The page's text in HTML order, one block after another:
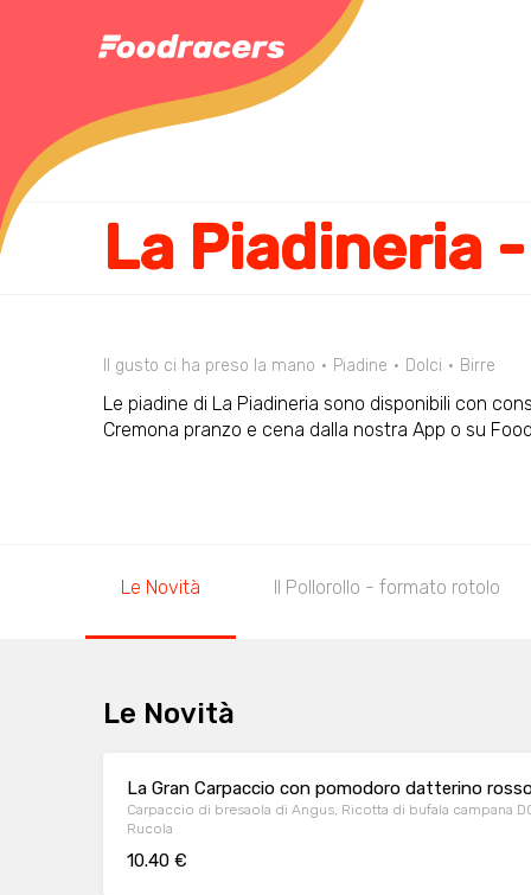
Il gusto ci ha preso la mano Piadine Dolci Birre
Le piadine di La Piadineria sono disponibili con
Cremona pranzo e cena dalla nostra App o su
Le Novità Il Pollorollo - formato rotolo
Le Novità
La Gran Carpaccio con pomodoro datterino
Carpaccio di bresaola di Angus, Ricotta di bufala campana
Rucola
10.40 €